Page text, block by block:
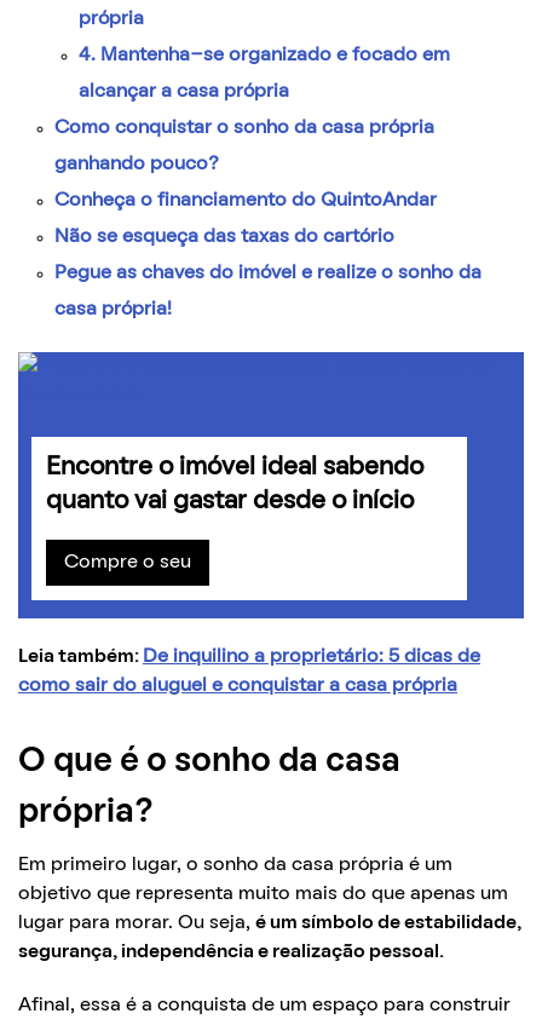
própria
4. Mantenha-se organizado e focado em
alcançar a casa própria
Como conquistar o sonho da casa própria
ganhando pouco?
Conheça o financiamento do QuintoAndar
Não se esqueça das taxas do cartório
Pegue as chaves do imóvel e realize o sonho da
casa própria!
Encontre o imóvel ideal sabendo
quanto vai gastar desde o início
Compre o seu
Leia também: De inquilino a proprietário: 5 dicas de
como sair do aluguel e conquistar a casa própria
O que é o sonho da casa
própria?
Em primeiro lugar, o sonho da casa própria é um
objetivo que representa muito mais do que apenas um
lugar para morar. Ou seja, é um símbolo de estabilidade,
segurança, independência e realização pessoal.
Afinal, essa é a conquista de um espaço para construir